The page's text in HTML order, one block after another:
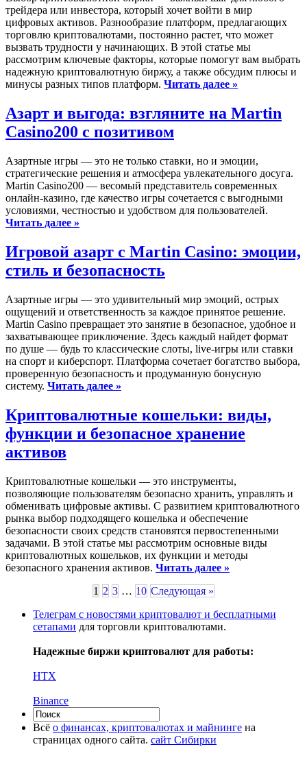
трейдера или инвестора, который хочет войти в мир
цифровых активов. Разнообразие платформ, предлагающих
торговлю криптовалютами, постоянно растет, что может
вызвать трудности у начинающих. В этой статье мы
рассмотрим ключевые факторы, которые помогут вам выбрать
надежную криптовалютную биржу, а также обсудим плюсы и
минусы разных типов платформ. Читать далее »
Азарт и выгода: взгляните на Martin
Casino200 с позитивом
Азартные игры — это не только ставки, но и эмоции,
стратегические решения и атмосфера увлекательного досуга.
Martin Casino200 — весомый представитель современных
онлайн‑казино, где качество игры сочетается с выгодными
условиями, честностью и удобством для пользователей.
Читать далее »
Игровой азарт с Martin Casino: эмоции,
стиль и безопасность
Азартные игры — это удивительный мир эмоций, острых
ощущений и ответственность за каждое принятое решение.
Martin Casino превращает это занятие в безопасное, удобное и
захватывающее приключение. Здесь каждый найдет формат
по душе — будь то классические слоты, live‑игры или ставки
на спорт и киберспорт. Платформа сочетает богатство выбора,
проверенную безопасность и продуманную бонусную
систему. Читать далее »
Криптовалютные кошельки: виды,
функции и безопасное хранение
активов
Криптовалютные кошельки — это инструменты,
позволяющие пользователям безопасно хранить, управлять и
обменивать цифровые активы. С развитием криптовалютного
рынка выбор подходящего кошелька и обеспечение
безопасности своих средств становятся первостепенными
задачами. В этой статье мы рассмотрим основные виды
криптовалютных кошельков, их функции и методы
безопасного хранения активов. Читать далее »
1 2 3 … 10 Следующая »
Телеграм с новостями криптовалют и бесплатными
сетапами для торговли криптовалютами.
Надежные биржи криптовалют для работы:
HTX
Binance
Всё о финансах, криптовалютах и майнинге на
страницах одного сайта. сайт Сибирки